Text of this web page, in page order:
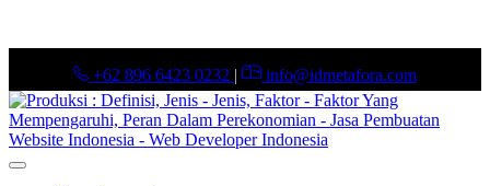
+62 896 6423 0232 | info@idmetafora.com